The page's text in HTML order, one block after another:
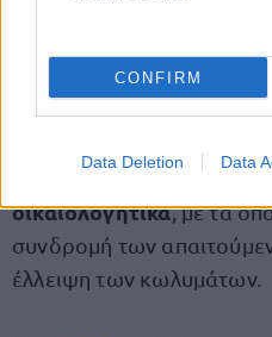
CONFIRM
Data Deletion Data
βαθμολογία, με
Με τις αιτήσεις
δικαιολογητικά, με τα
συνδρομή των
έλλειψη των κωλυμάτων.